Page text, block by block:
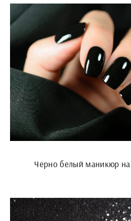
Черно белый маникюр на